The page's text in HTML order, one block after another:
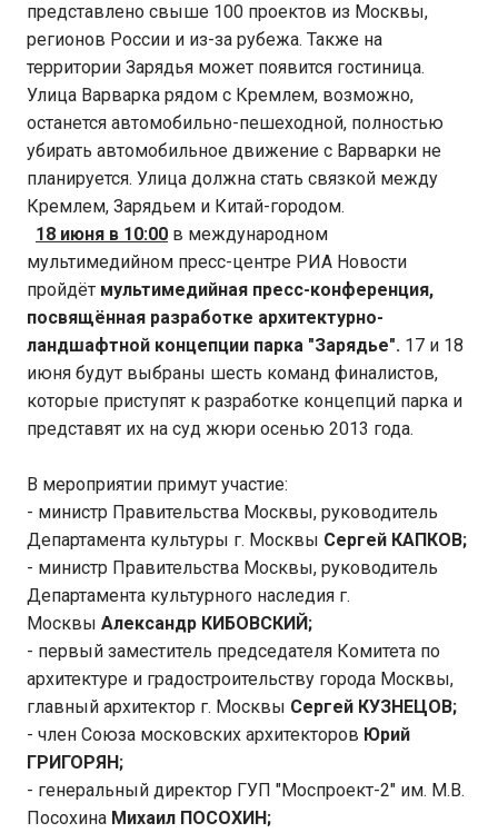
представлено свыше 100 проектов из Москвы,
регионов России и из-за рубежа. Также на
территории Зарядья может появится гостиница.
Улица Варварка рядом с Кремлем, возможно,
останется автомобильно-пешеходной, полностью
убирать автомобильное движение с Варварки не
планируется. Улица должна стать связкой между
Кремлем, Зарядьем и Китай-городом.
18 июня в 10:00 в международном
мультимедийном пресс-центре РИА Новости
пройдёт мультимедийная пресс-конференция,
посвящённая разработке архитектурно-
ландшафтной концепции парка "Зарядье". 17 и 18
июня будут выбраны шесть команд финалистов,
которые приступят к разработке концепций парка и
представят их на суд жюри осенью 2013 года.
В мероприятии примут участие:
- министр Правительства Москвы, руководитель
Департамента культуры г. Москвы Сергей КАПКОВ;
- министр Правительства Москвы, руководитель
Департамента культурного наследия г.
Москвы Александр КИБОВСКИЙ;
- первый заместитель председателя Комитета по
архитектуре и градостроительству города Москвы,
главный архитектор г. Москвы Сергей КУЗНЕЦОВ;
- член Союза московских архитекторов Юрий
ГРИГОРЯН;
- генеральный директор ГУП "Моспроект-2" им. М.В.
Посохина Михаил ПОСОХИН;